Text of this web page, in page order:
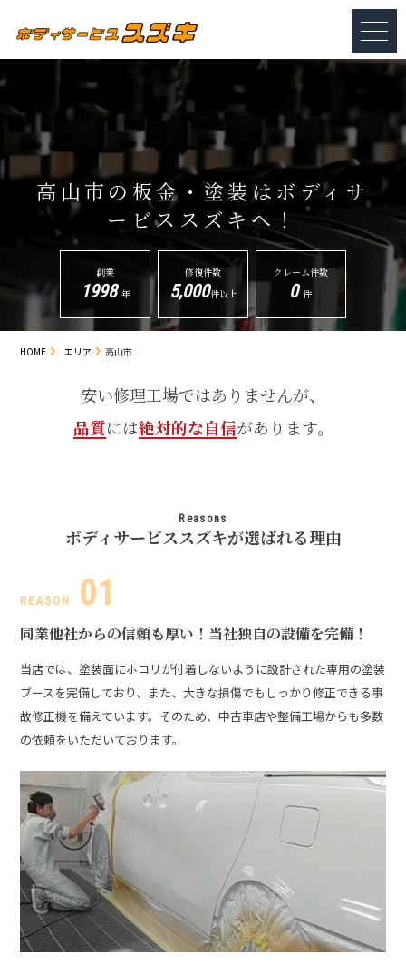
高山市の板金・塗装は ボディサ
ービススズキへ！
創業
1998 年
修復件数
5,000件以上
クレーム件数
0 件
HOME エリア 高山市
安い修理工場ではありませんが、
品質には絶対的な自信があります。
Reasons
ボディサービススズキが選ばれる理由
同業他社からの信頼も厚い！ 当社独自の設備を完備！
当店では、塗装面にホコリが付着しないように設計された専用の塗装
ブースを完備しており、また、大きな損傷でもしっかり修正できる事
故修正機を備えています。そのため、中古車店や整備工場からも多数
の依頼をいただいております。